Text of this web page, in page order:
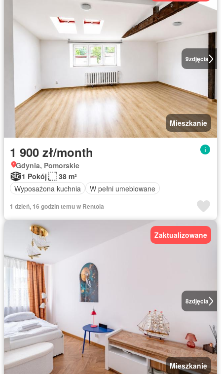
9zdjęcia
Mieszkanie
1 900 zł/month
Gdynia, Pomorskie
1 Pokój
38 m²
Wyposażona kuchnia
W pełni umeblowane
1 dzień, 16 godzin temu w Rentola
8zdjęcia
Zaktualizowane
Mieszkanie